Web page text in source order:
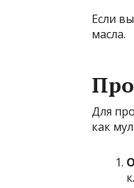
Если
масла.
Для
как